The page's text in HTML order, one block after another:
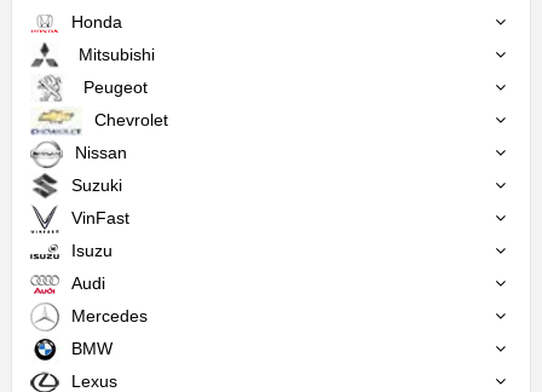
Honda
Mitsubishi
Peugeot
Chevrolet
Nissan
Suzuki
VinFast
Isuzu
Audi
Mercedes
BMW
Lexus